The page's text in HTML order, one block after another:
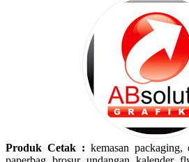
Produk Cetak : kemasan